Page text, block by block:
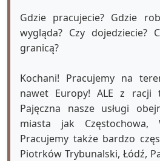
Gdzie pracujecie? Gdzie
wygląda? Czy dojedziecie?
granicą?
Kochani! Pracujemy na
nawet Europy! ALE z racji
Pajęczna nasze usługi
miasta jak Częstochowa,
Pracujemy także bardzo
Piotrków Trybunalski, Łódź,